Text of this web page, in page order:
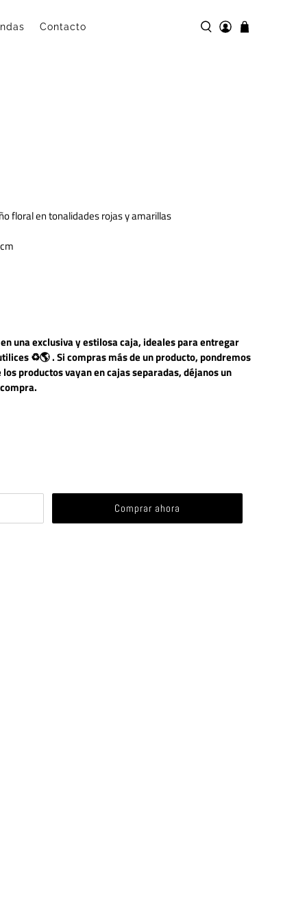
Contacto
floral en tonalidades rojas y amarillas
una exclusiva y estilosa caja, ideales para entregar
♻️🌎 . Si compras más de un producto, pondremos
productos vayan en cajas separadas, déjanos un
Comprar ahora